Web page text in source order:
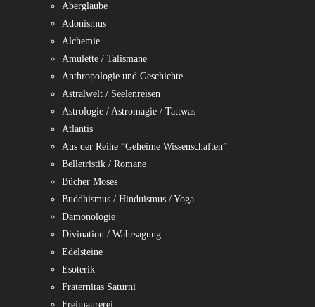
Aberglaube
Adonismus
Alchemie
Amulette / Talismane
Anthropologie und Geschichte
Astralwelt / Seelenreisen
Astrologie / Astromagie / Tattwas
Atlantis
Aus der Reihe “Geheime Wissenschaften”
Belletristik / Romane
Bücher Moses
Buddhismus / Hinduismus / Yoga
Dämonologie
Divination / Wahrsagung
Edelsteine
Esoterik
Fraternitas Saturni
Freimaurerei